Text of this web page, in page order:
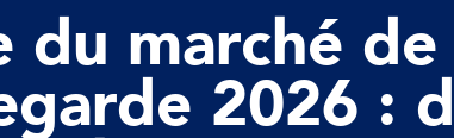
du marché de
2026 :